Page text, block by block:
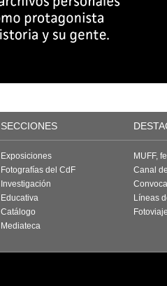
SECCIONES
Exposiciones
Fotografías del CdF
Investigación
Educativa
Catálogo
Mediateca
MUFF,
Canal
Líneas